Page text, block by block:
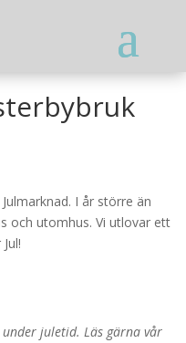
I år större än
och utomhus. Vi utlovar ett
juletid. Läs gärna vår